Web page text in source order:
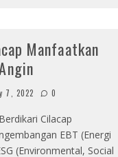
Manfaatkan
7, 2022 0
Cilacap
EBT (Energi
(Environmental, Social